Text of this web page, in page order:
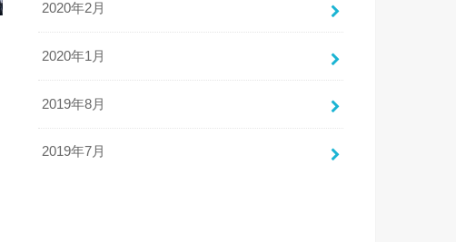
2020年2月
2020年1月
2019年8月
2019年7月